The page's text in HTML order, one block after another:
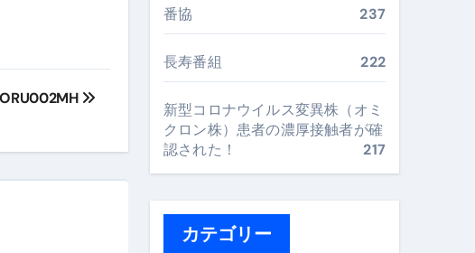
為を再定義する新しいサプリ体験
ール）まで目的別に失敗しない
選び方
巻き爪／飛び散り対策の選び方
番協 237
長寿番組 222
新型コロナウイルス変異株（オミ
クロン株）患者の濃厚接触者が確
認された！
217
カテゴリー